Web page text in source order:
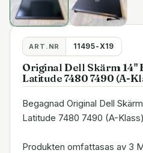
ART.NR 11495-X19
Original Dell Skärm 14"
Latitude 7480 7490 (A-
Begagnad Original Dell
Latitude 7480 7490 (A-Klass)
Produkten omfattasas av 3